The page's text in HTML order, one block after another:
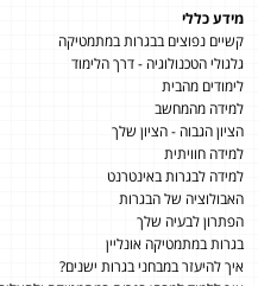
מידע כללי
קשיים נפוצים בבגרות במתמטיקה
גלגולי הטכנולוגיה - דרך הלימוד
לימודים מהבית
למידה מהמחשב
הציון הגבוה - הציון שלך
למידה חוויתית
למידה לבגרות באינטרנט
האבולוציה של הבגרות
הפתרון לבעיה שלך
בגרות במתמטיקה אונליין
איך להיעזר במבחני בגרות ישנים?